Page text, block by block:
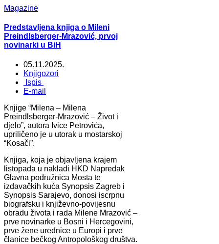
Magazine
Predstavljena knjiga o Mileni
Preindlsberger-Mrazović, prvoj
novinarki u BiH
05.11.2025.
Knjigozori
Ispis
E-mail
Knjige “Milena – Milena
Preindlsberger-Mrazović – Život i
djelo”, autora Ivice Petrovića,
upriličeno je u utorak u mostarskoj
“Kosači”.
Knjiga, koja je objavljena krajem
listopada u nakladi HKD Napredak
Glavna podružnica Mosta te
izdavačkih kuća Synopsis Zagreb i
Synopsis Sarajevo, donosi iscrpnu
biografsku i književno-povijesnu
obradu života i rada Milene Mrazović –
prve novinarke u Bosni i Hercegovini,
prve žene urednice u Europi i prve
članice bečkog Antropološkog društva.